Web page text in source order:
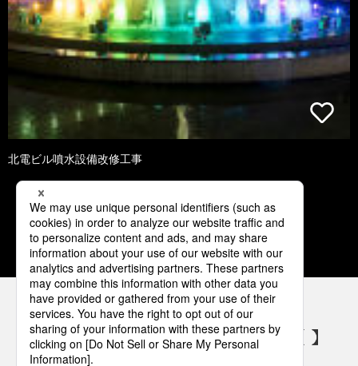
北電ビル噴水設備改修工事
1 2 3 4 5
パナソニックの電気設備 SNSアカウント